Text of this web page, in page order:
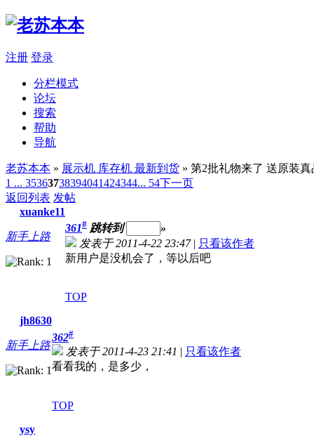
注册 登录
分栏模式
论坛
搜索
帮助
导航
老苏本本 » 展示机 库存机 最新到货 » 第2批礼物来了 送原装
1 ... 35363738394041424344... 54下一页
返回列表 发帖
xuanke11
新手上路
361# 跳转到
»
发表于 2011-4-22 23:47| 只看该作者
新用户是没机会了，等以后吧
TOP
jh8630
新手上路
362#
发表于 2011-4-23 21:41 | 只看该作者
看看我的，是多少，
TOP
ysy